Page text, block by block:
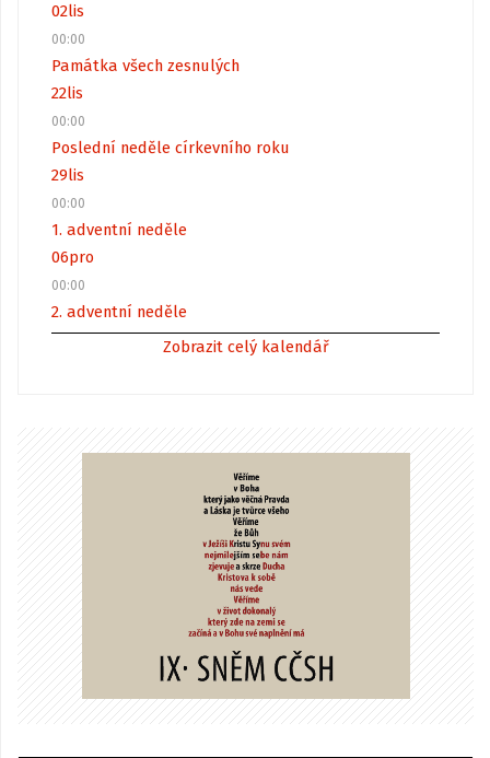
02lis
00:00
Památka všech zesnulých
22lis
00:00
Poslední neděle církevního roku
29lis
00:00
1. adventní neděle
06pro
00:00
2. adventní neděle
Zobrazit celý kalendář